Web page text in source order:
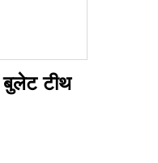
टीथ